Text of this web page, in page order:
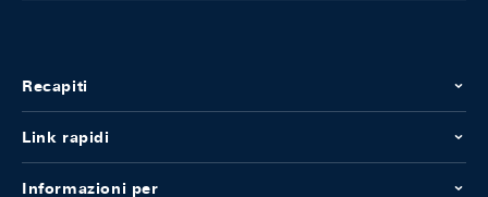
Recapiti
Link rapidi
Informazioni per